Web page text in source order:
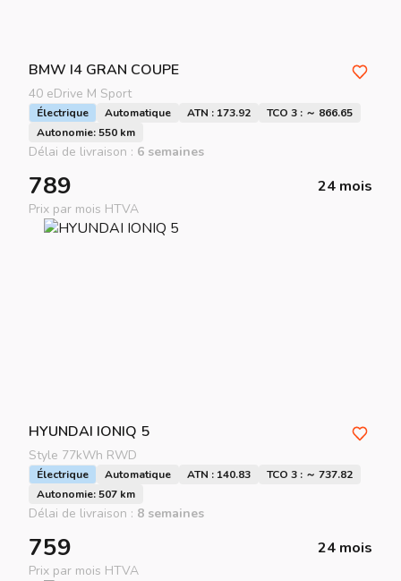
BMW I4 GRAN COUPE
40 eDrive M Sport
Électrique Automatique ATN : 173.92
TCO 3 : ～ 866.65
Autonomie: 550 km
Délai de livraison : 6 semaines
789 24 mois
Prix par mois HTVA
HYUNDAI IONIQ 5
Style 77kWh RWD
Électrique Automatique ATN : 140.83
TCO 3 : ～ 737.82
Autonomie: 507 km
Délai de livraison : 8 semaines
759 24 mois
Prix par mois HTVA